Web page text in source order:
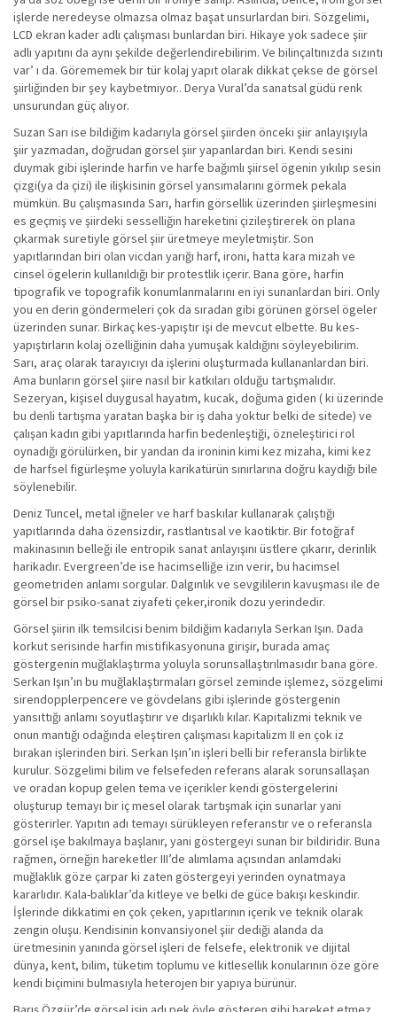
işlerde neredeyse olmazsa olmaz başat unsurlardan biri. Sözgelimi,
LCD ekran kader adlı çalışması bunlardan biri. Hikaye yok sadece şiir
adlı yapıtını da aynı şekilde değerlendirebilirim. Ve bilinçaltınızda sızıntı
var’ ı da. Görememek bir tür kolaj yapıt olarak dikkat çekse de görsel
şiirliğinden bir şey kaybetmiyor.. Derya Vural’da sanatsal güdü renk
unsurundan güç alıyor.
Suzan Sarı ise bildiğim kadarıyla görsel şiirden önceki şiir anlayışıyla
şiir yazmadan, doğrudan görsel şiir yapanlardan biri. Kendi sesini
duymak gibi işlerinde harfin ve harfe bağımlı şiirsel ögenin yıkılıp sesin
çizgi(ya da çizi) ile ilişkisinin görsel yansımalarını görmek pekala
mümkün. Bu çalışmasında Sarı, harfin görsellik üzerinden şiirleşmesini
es geçmiş ve şiirdeki sesselliğin hareketini çizileştirerek ön plana
çıkarmak suretiyle görsel şiir üretmeye meyletmiştir. Son
yapıtlarından biri olan vicdan yarığı harf, ironi, hatta kara mizah ve
cinsel ögelerin kullanıldığı bir protestlik içerir. Bana göre, harfin
tipografik ve topografik konumlanmalarını en iyi sunanlardan biri. Only
you en derin göndermeleri çok da sıradan gibi görünen görsel ögeler
üzerinden sunar. Birkaç kes-yapıştır işi de mevcut elbette. Bu kes-
yapıştırların kolaj özelliğinin daha yumuşak kaldığını söyleyebilirim.
Sarı, araç olarak tarayıcıyı da işlerini oluşturmada kullananlardan biri.
Ama bunların görsel şiire nasıl bir katkıları olduğu tartışmalıdır.
Sezeryan, kişisel duygusal hayatım, kucak, doğuma giden ( ki üzerinde
bu denli tartışma yaratan başka bir iş daha yoktur belki de sitede) ve
çalışan kadın gibi yapıtlarında harfin bedenleştiği, özneleştirici rol
oynadığı görülürken, bir yandan da ironinin kimi kez mizaha, kimi kez
de harfsel figürleşme yoluyla karikatürün sınırlarına doğru kaydığı bile
söylenebilir.
Deniz Tuncel, metal iğneler ve harf baskılar kullanarak çalıştığı
yapıtlarında daha özensizdir, rastlantısal ve kaotiktir. Bir fotoğraf
makinasının belleği ile entropik sanat anlayışını üstlere çıkarır, derinlik
harikadır. Evergreen’de ise hacimselliğe izin verir, bu hacimsel
geometriden anlamı sorgular. Dalgınlık ve sevgililerin kavuşması ile de
görsel bir psiko-sanat ziyafeti çeker,ironik dozu yerindedir.
Görsel şiirin ilk temsilcisi benim bildiğim kadarıyla Serkan Işın. Dada
korkut serisinde harfin mistifikasyonuna girişir, burada amaç
göstergenin muğlaklaştırma yoluyla sorunsallaştırılmasıdır bana göre.
Serkan Işın’ın bu muğlaklaştırmaları görsel zeminde işlemez, sözgelimi
sirendopplerpencere ve gövdelans gibi işlerinde göstergenin
yansıttığı anlamı soyutlaştırır ve dışarlıklı kılar. Kapitalizmi teknik ve
onun mantığı odağında eleştiren çalışması kapitalizm II en çok iz
bırakan işlerinden biri. Serkan Işın’ın işleri belli bir referansla birlikte
kurulur. Sözgelimi bilim ve felsefeden referans alarak sorunsallaşan
ve oradan kopup gelen tema ve içerikler kendi göstergelerini
oluşturup temayı bir iç mesel olarak tartışmak için sunarlar yani
gösterirler. Yapıtın adı temayı sürükleyen referanstır ve o referansla
görsel işe bakılmaya başlanır, yani göstergeyi sunan bir bildiridir. Buna
rağmen, örneğin hareketler III’de alımlama açısından anlamdaki
muğlaklık göze çarpar ki zaten göstergeyi yerinden oynatmaya
kararlıdır. Kala-balıklar’da kitleye ve belki de güce bakışı keskindir.
İşlerinde dikkatimi en çok çeken, yapıtlarının içerik ve teknik olarak
zengin oluşu. Kendisinin konvansiyonel şiir dediği alanda da
üretmesinin yanında görsel işleri de felsefe, elektronik ve dijital
dünya, kent, bilim, tüketim toplumu ve kitlesellik konularının öze göre
kendi biçimini bulmasıyla heterojen bir yapıya bürünür.